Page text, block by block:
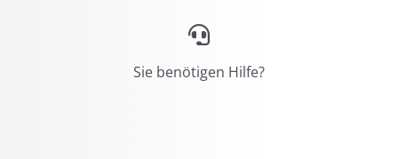
Sie benötigen Hilfe?